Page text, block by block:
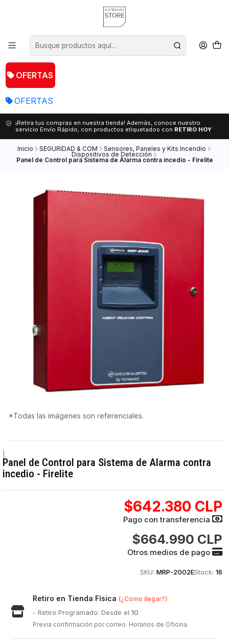
OFERTAS
OFERTAS
¡Retira tus compras en nuestra tienda! Además, conoce nuestro
servicio Envío Rápido, con productos etiquetados con RETIRO HOY
Inicio SEGURIDAD & COM Sensores, Paneles y Kits Incendio
Dispositivos de Detección
Panel de Control para Sistema de Alarma contra incedio - Firelite
*Todas las imágenes son referenciales.
Panel de Control para Sistema de Alarma contra
incedio - Firelite
$642.380 CLP
Pago con transferencia
$664.990 CLP
Otros medios de pago
SKU: MRP-2002EStock: 16
Retiro en Tienda Física (¿Cómo llegar?)
- Retiro Programado: Desde el10
Previa confirmación por correo. Horarios de Oficina.